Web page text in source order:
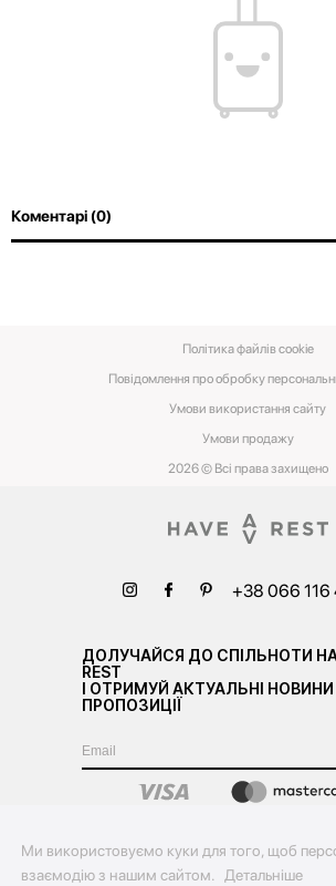
Коментарі (0)
2026 © Всі права захищено
Повідомлення про обробку
Умови використання сайту
Умови‌ ‌продажу‌
Політика файлів cookie
+38 066 116
ДОЛУЧАЙСЯ ДО СПІЛЬНОТИ
REST
І ОТРИМУЙ АКТУАЛЬНІ НОВИНИ
ПРОПОЗИЦІЇ
Ми використовуємо куки для того, щоб
взаємодію з нашим сайтом.
Детальніше